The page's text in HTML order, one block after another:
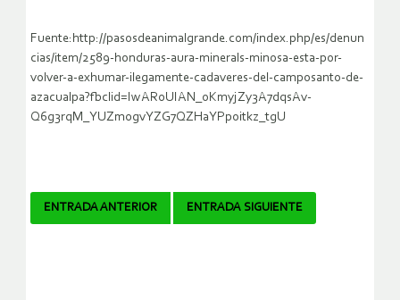
Fuente:http://pasosdeanimalgrande.com/index.php/es/denun
cias/item/2589-honduras-aura-minerals-minosa-esta-por-
volver-a-exhumar-ilegamente-cadaveres-del-camposanto-de-
azacualpa?fbclid=IwAR0UIAN_oKmyjZy3A7dqsAv-
Q6g3rqM_YUZm0gvYZG7QZHaYPpoitkz_tgU
Navegador
ENTRADA ANTERIOR ENTRADA SIGUIENTE